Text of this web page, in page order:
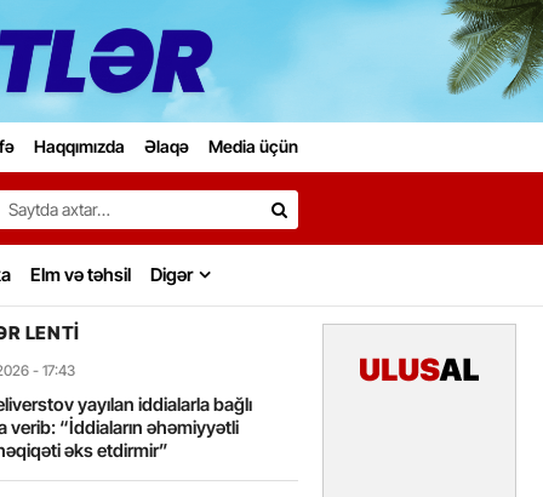
Haqqımızda Əlaqə Media üçün
Search…
Elm və təhsil Digər
LENTI
- 17:43
yayılan iddialarla bağlı
verib: “İddiaların əhəmiyyətli
əks etdirmir”